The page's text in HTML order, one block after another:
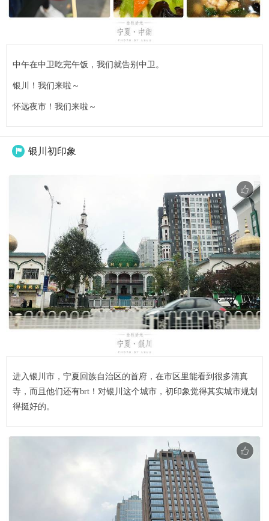
中午在中卫吃完午饭，我们就告别中卫。
银川！我们来啦～
怀远夜市！我们来啦～
 银川初印象
进入银川市，宁夏回族自治区的首府，在市区里能看到很多清真
寺，而且他们还有brt！对银川这个城市，初印象觉得其实城市规划
得挺好的。